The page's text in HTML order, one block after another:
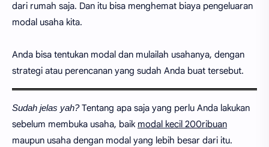
dari rumah saja. Dan itu bisa menghemat biaya pengeluaran
modal usaha kita.
Anda bisa tentukan modal dan mulailah usahanya, dengan
strategi atau perencanan yang sudah Anda buat tersebut.
Sudah jelas yah?Tentang apa saja yang perlu Anda lakukan
sebelum membuka usaha, baik modal kecil 200ribuan
maupun usaha dengan modal yang lebih besar dari itu.